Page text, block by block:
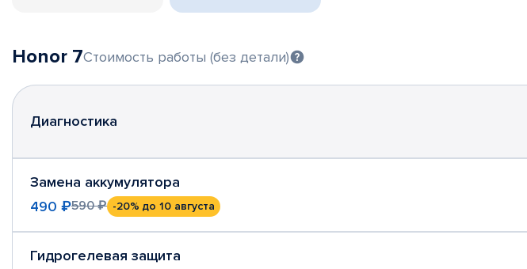
Honor 7Стоимость работы (без детали)
Диагностика
Замена аккумулятора
490 ₽590 ₽ -20% до 10 августа
Гидрогелевая защита